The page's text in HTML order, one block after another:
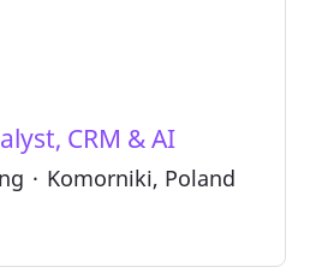
CRM & AI
· Komorniki, Poland